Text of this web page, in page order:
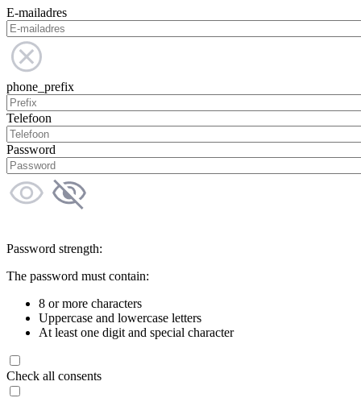
E-mailadres
phone_prefix
Telefoon
Password
Password strength:
The password must contain:
8 or more characters
Uppercase and lowercase letters
At least one digit and special character
Check all consents